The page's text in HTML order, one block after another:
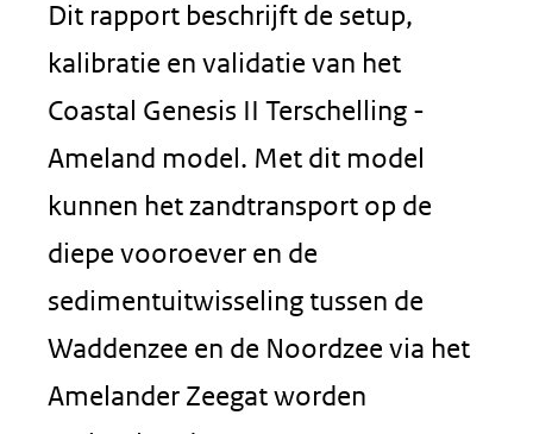
Dit rapport beschrijft de setup,
kalibratie en validatie van het
Coastal Genesis II Terschelling -
Ameland model. Met dit model
kunnen het zandtransport op de
diepe vooroever en de
sedimentuitwisseling tussen de
Waddenzee en de Noordzee via het
Amelander Zeegat worden